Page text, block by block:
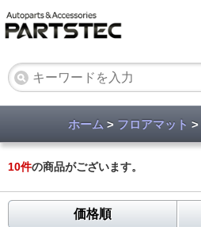
ホーム > フロアマット >
10件の商品がございます。
価格順